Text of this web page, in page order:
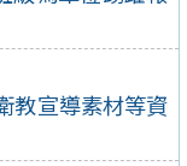
教宣導素材等資